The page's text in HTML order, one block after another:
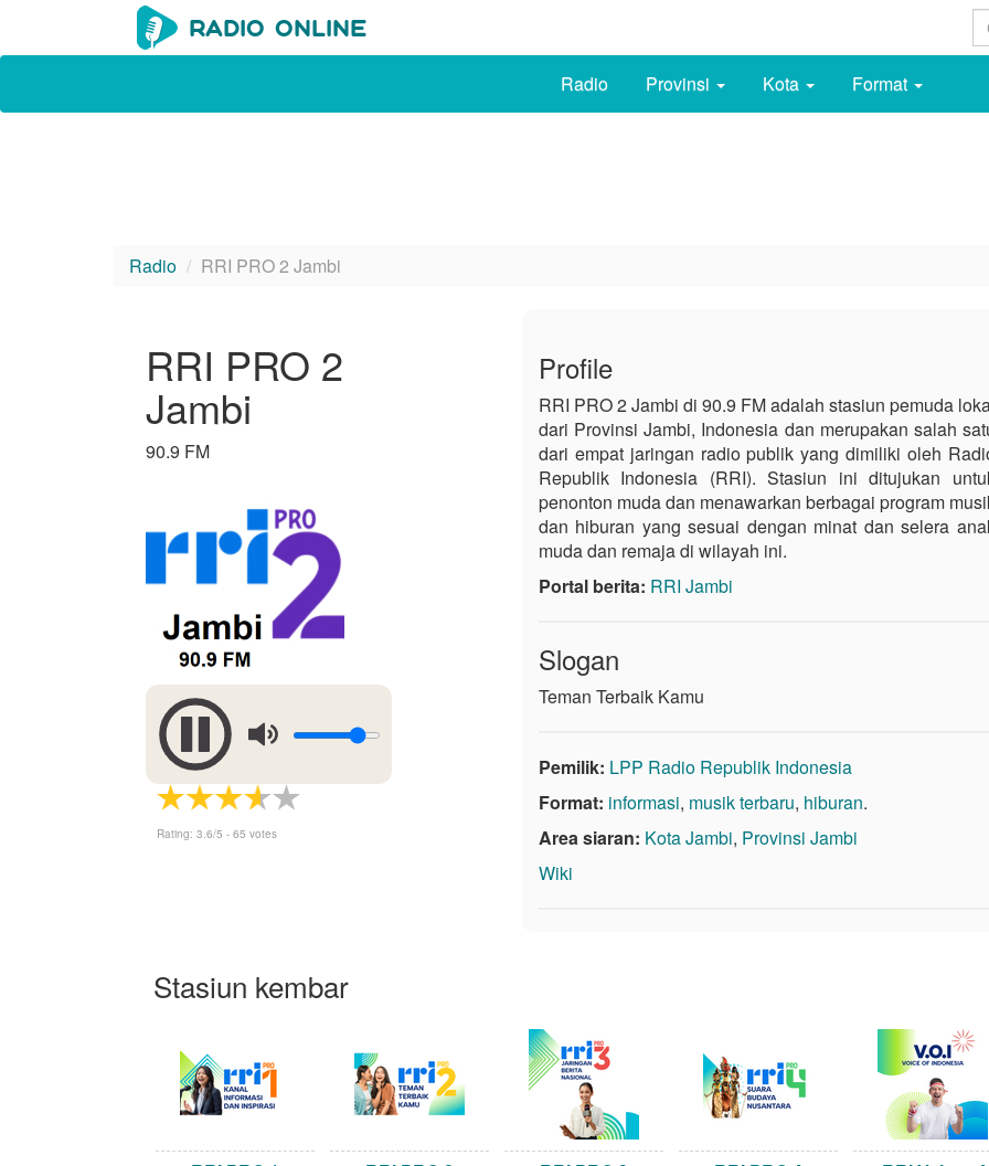
Radio Provinsi Kota Format
Radio RRI PRO 2 Jambi
RRI PRO 2
Jambi
90.9 FM
Rating: 3.6/5 - 65 votes
Profile
RRI PRO 2 Jambi di 90.9 FM adalah stasiun pemuda
dari Provinsi Jambi, Indonesia dan merupakan salah
dari empat jaringan radio publik yang dimiliki oleh
Republik Indonesia (RRI). Stasiun ini ditujukan
penonton muda dan menawarkan berbagai program
dan hiburan yang sesuai dengan minat dan selera
muda dan remaja di wilayah ini.
Portal berita: RRI Jambi
Slogan
Teman Terbaik Kamu
Pemilik: LPP Radio Republik Indonesia
Format: informasi, musik terbaru, hiburan.
Area siaran: Kota Jambi, Provinsi Jambi
Wiki
Stasiun kembar